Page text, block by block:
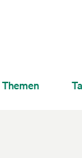
Themen